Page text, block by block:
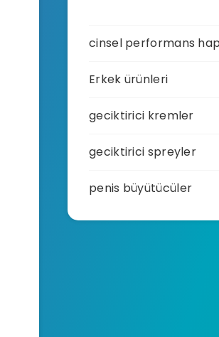
cinsel performans
Erkek ürünleri
geciktirici kremler
geciktirici spreyler
penis büyütücüler